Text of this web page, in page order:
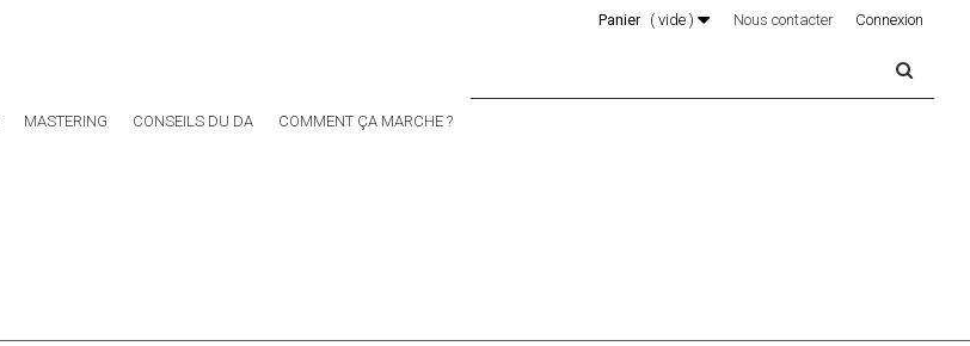
Connexion
Nous contacter
Panier ( vide )
MASTERING CONSEILS DU DA COMMENT ÇA MARCHE ?